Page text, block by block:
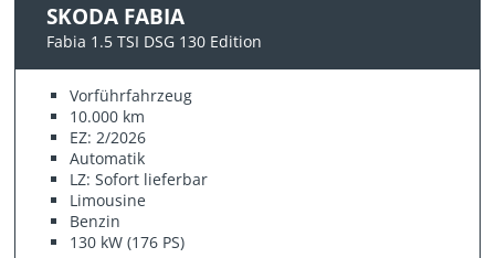
SKODA FABIA
Fabia 1.5 TSI DSG 130 Edition
Vorführfahrzeug
10.000 km
EZ: 2/2026
Automatik
LZ: Sofort lieferbar
Limousine
Benzin
130 kW (176 PS)